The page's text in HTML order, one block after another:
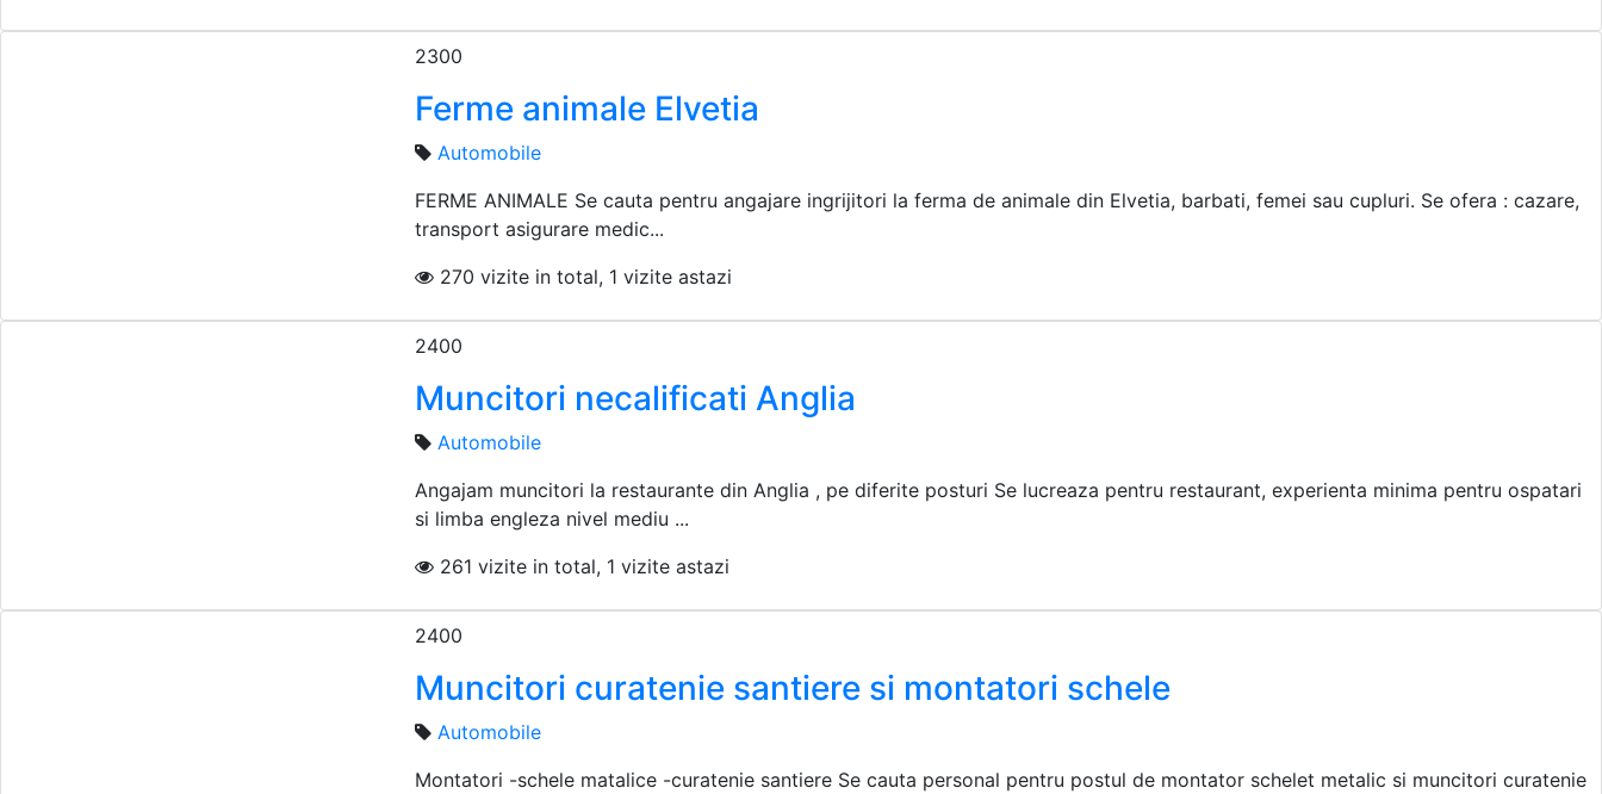
2300
Ferme animale Elvetia
Automobile
FERME ANIMALE Se cauta pentru angajare ingrijitori la ferma de animale din Elvetia, barbati, femei sau cupluri. Se ofera : cazare,
transport asigurare medic...
270 vizite in total, 1 vizite astazi
2400
Muncitori necalificati Anglia
Automobile
Angajam muncitori la restaurante din Anglia , pe diferite posturi Se lucreaza pentru restaurant, experienta minima pentru ospatari
si limba engleza nivel mediu ...
261 vizite in total, 1 vizite astazi
2400
Muncitori curatenie santiere si montatori schele
Automobile
Montatori -schele matalice -curatenie santiere Se cauta personal pentru postul de montator schelet metalic si muncitori curatenie